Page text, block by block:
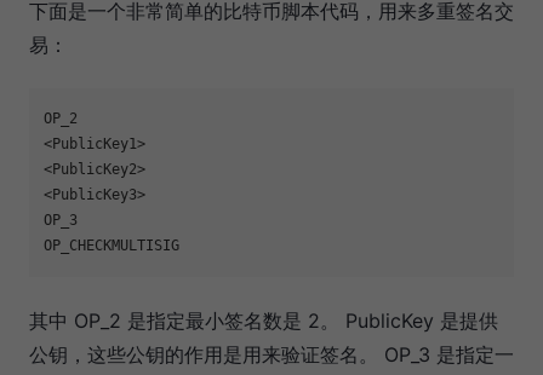
下面是一个非常简单的比特币脚本代码，用来多重签名交
易：
OP_2
<PublicKey1>
<PublicKey2>
<PublicKey3>
OP_3
其中 OP_2 是指定最小签名数是 2。 PublicKey 是提供
公钥，这些公钥的作用是用来验证签名。 OP_3 是指定一